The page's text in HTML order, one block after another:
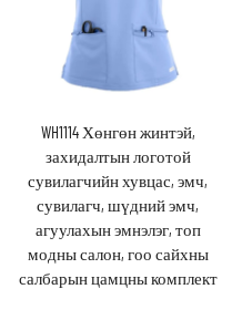
WH1114 Хөнгөн жинтэй,
захидалтын логотой
сувилагчийн хувцас, эмч,
сувилагч, шүдний эмч,
агуулахын эмнэлэг, топ
модны салон, гоо сайхны
салбарын цамцны комплект